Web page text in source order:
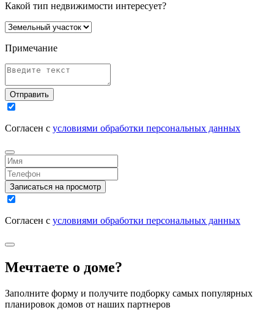
Какой тип недвижимости интересует?
Примечание
Отправить
Согласен с условиями обработки персональных данных
Записаться на просмотр
Согласен с условиями обработки персональных данных
Мечтаете о доме?
Заполните форму и получите подборку самых популярных
планировок домов от наших партнеров